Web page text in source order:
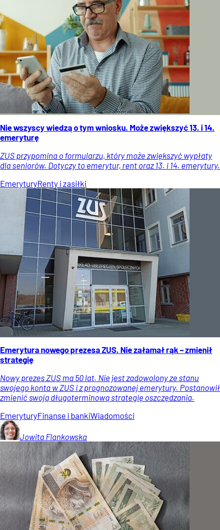
Nie wszyscy wiedzą o tym wniosku. Może zwiększyć 13. i 14.
emeryturę
ZUS przypomina o formularzu, który może zwiększyć wypłaty
dla seniorów. Dotyczy to emerytur, rent oraz 13. i 14. emerytury.
EmeryturyRenty i zasiłki
Emerytura nowego prezesa ZUS. Nie załamał rąk – zmienił
strategię
Nowy prezes ZUS ma 50 lat. Nie jest zadowolony ze stanu
swojego konta w ZUS i z prognozowanej emerytury. Postanowił
zmienić swoją długoterminową strategię oszczędzania.
EmeryturyFinanse i bankiWiadomości
Jowita Flankowska